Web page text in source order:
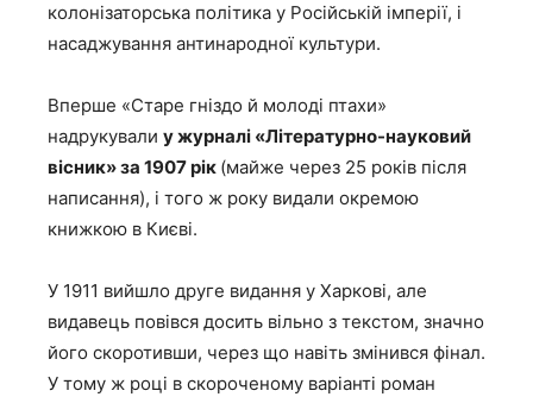
колонізаторська політика у Російській імперії, і
насаджування антинародної культури.
Вперше «Старе гніздо й молоді птахи»
надрукували у журналі «Літературно-науковий
вісник» за 1907 рік (майже через 25 років після
написання), і того ж року видали окремою
книжкою в Києві.
У 1911 вийшло друге видання у Харкові, але
видавець повівся досить вільно з текстом, значно
його скоротивши, через що навіть змінився фінал.
У тому ж році в скороченому варіанті роман